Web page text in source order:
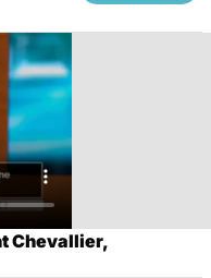
Chevallier,